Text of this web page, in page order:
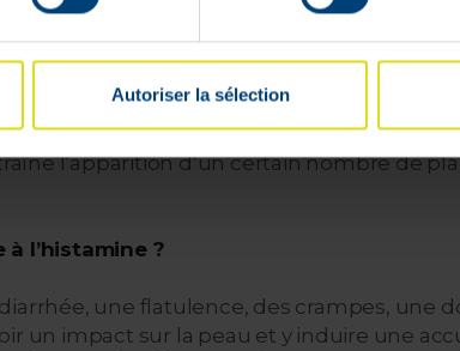
Autoriser la sélection
les fromages à pâte dure et le saumon qui
l’enzyme diamine oxydase (DAO)
qu’il y a un déficit d’enzyme DAO et que
l’apparition d’un certain nombre de
l’histamine ?
une flatulence, des crampes, une
un impact sur la peau et y induire une